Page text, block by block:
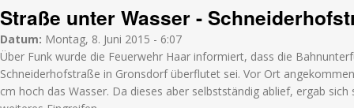
Straße unter Wasser -
Datum: Montag, 8. Juni 2015 - 6:07
Über Funk wurde die Feuerwehr Haar informiert, dass die
Schneiderhofstraße in Gronsdorf überflutet sei. Vor Ort
cm hoch das Wasser. Da dieses aber selbstständig ablief, ergab